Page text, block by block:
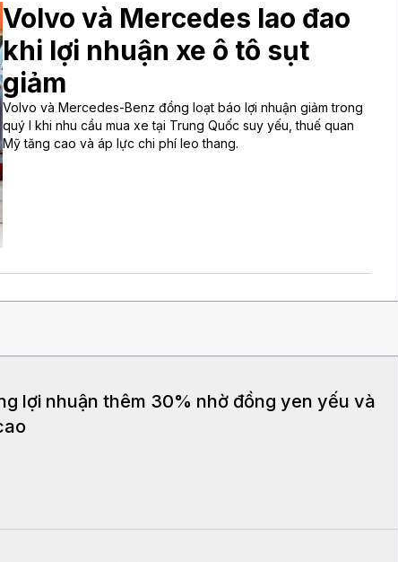
Volvo và Mercedes lao đao
khi lợi nhuận xe ô tô sụt
giảm
Volvo và Mercedes-Benz đồng loạt báo lợi nhuận giảm trong
quý I khi nhu cầu mua xe tại Trung Quốc suy yếu, thuế quan
Mỹ tăng cao và áp lực chi phí leo thang.
lợi nhuận thêm 30% nhờ đồng yen yếu và